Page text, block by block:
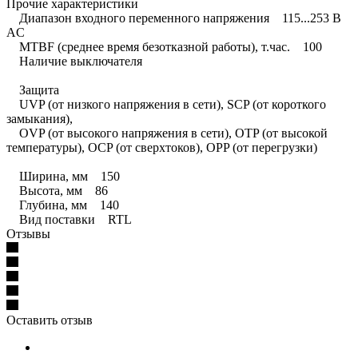
Прочие характеристики
Диапазон входного переменного напряжения 115...253 В
AC
MTBF (среднее время безотказной работы), т.час. 100
Наличие выключателя
Защита
UVP (от низкого напряжения в сети), SCP (от короткого
замыкания),
OVP (от высокого напряжения в сети), OTP (от высокой
температуры), OCP (от сверхтоков), OPP (от перегрузки)
Ширина, мм 150
Высота, мм 86
Глубина, мм 140
Вид поставки RTL
Отзывы
Оставить отзыв